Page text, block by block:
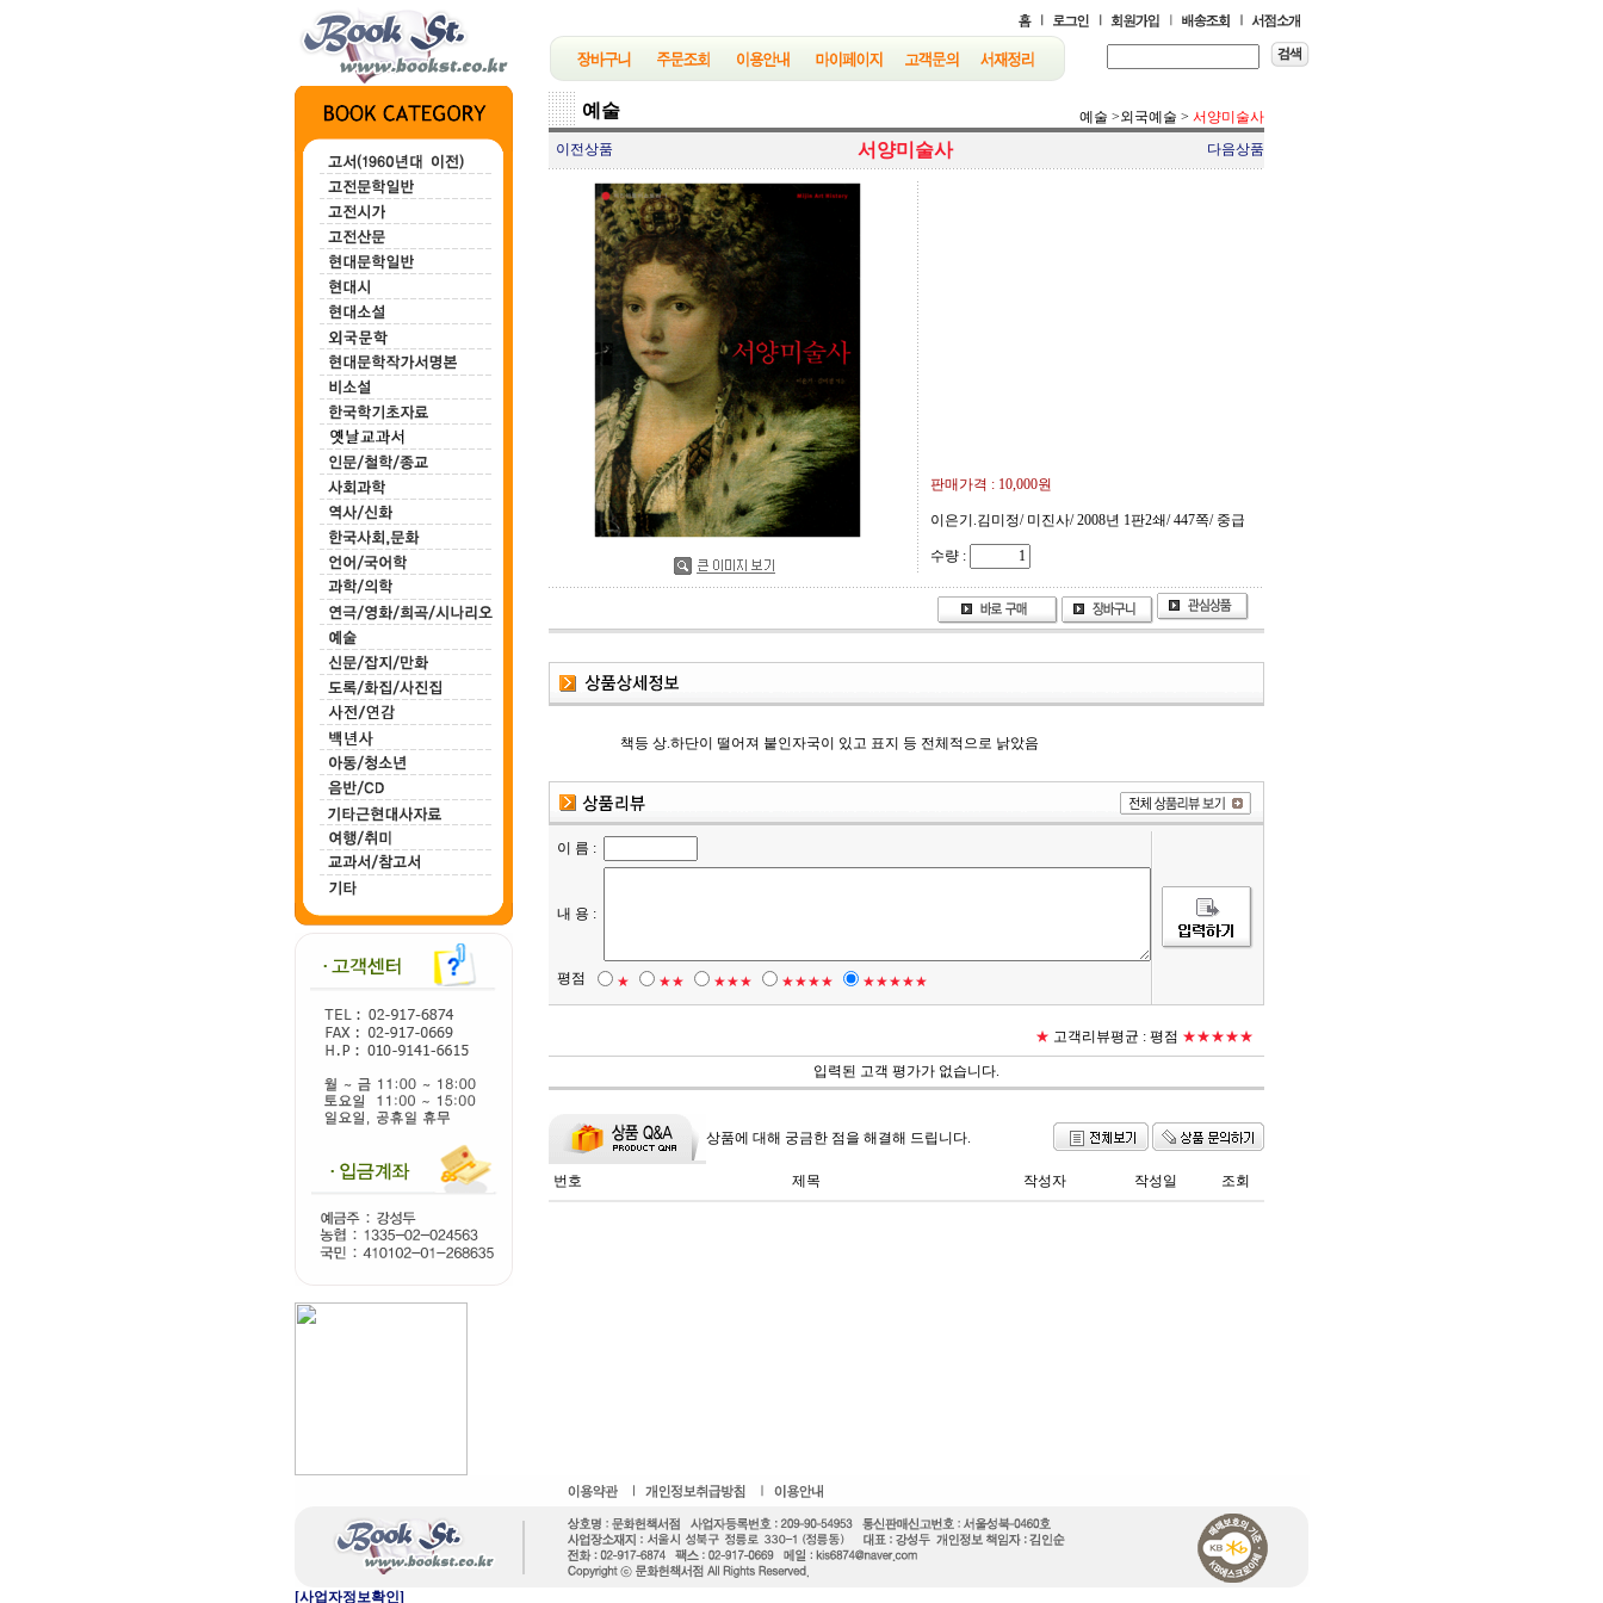
예술 예술 >외국예술 > 서양미술사
이전상품
서양미술사 다음상품
판매가격 : 10,000원
이은기.김미정/ 미진사/ 2008년 1판2쇄/ 447쪽/ 중급
수량 :
책등 상.하단이 떨어져 붙인자국이 있고 표지 등 전체적으로 낡았음
이 름 :
내 용 :
평점 ★ ★★ ★★★ ★★★★ ★★★★★
★ 고객리뷰평균 : 평점 ★★★★★
입력된 고객 평가가 없습니다.
상품에 대해 궁금한 점을 해결해 드립니다.
번호 제목 작성자 작성일 조회
[사업자정보확인]